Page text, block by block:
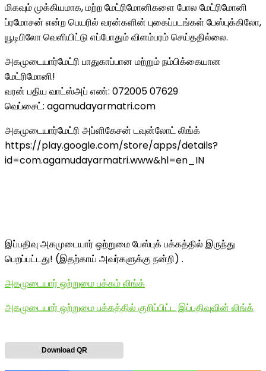
மிகவும் முக்கியமாக, மற்ற மேட்ரிமோனிகளை போல மேட்ரிமோனி
ப்ரமோசன் என்ற பெயரில் வரன்களின் புகைப்படங்கள் பேஸ்புக்கிலோ,
யூடிபிலோ வெளியிட்டு எப்போதும் விளம்பரம் செய்ததில்லை.
அகமுடையார்மேட்ரி பாதுகாப்பான மற்றும் நம்பிக்கையான
மேட்ரிமோனி!
வரன் பதிய வாட்ஸ்அப் எண்: 072005 07629
வெப்சைட்: agamudayarmatri.com
அகமுடையார்மேட்ரி அப்ளிகேசன் டவுன்லோட் லிங்க்
https://play.google.com/store/apps/details?
id=com.agamudayarmatri.www&hl=en_IN
இப்பதிவு அகமுடையார் ஒற்றுமை பேஸ்புக் பக்கத்தில் இருந்து
பெறப்பட்டது! (இதற்காய் அவர்களுக்கு நன்றி) .
அகமுடையார் ஒற்றுமை பக்கம் லிங்க்
அகமுடையார் ஒற்றுமை பக்கத்தில் குறிப்பிட்ட இப்பதிவுவின் லிங்க்
Download QR